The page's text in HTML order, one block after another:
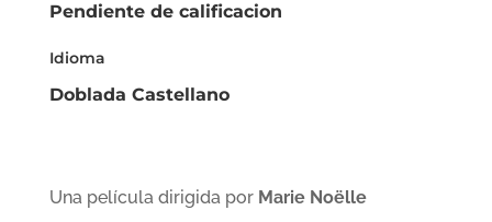
Pendiente de calificacion
Idioma
Doblada Castellano
Una película dirigida por Marie Noëlle